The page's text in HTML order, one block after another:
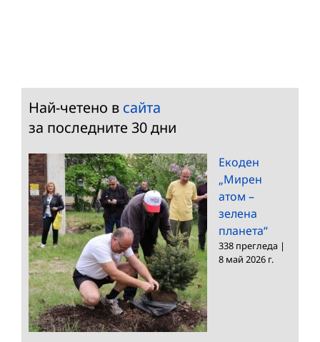
Най-четено в сайта
за последните 30 дни
Екоден
„Мирен
атом –
зелена
планета“
338 прегледа |
8 май 2026 г.